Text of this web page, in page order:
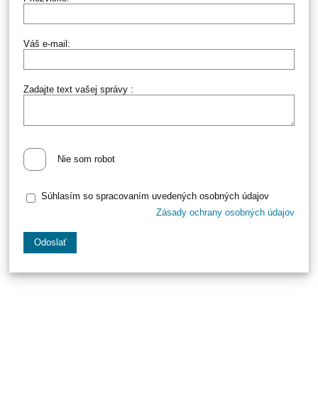
Váš e-mail:
Zadajte text vašej správy :
Nie som robot
Súhlasím so spracovaním uvedených osobných údajov
Zásady ochrany osobných údajov